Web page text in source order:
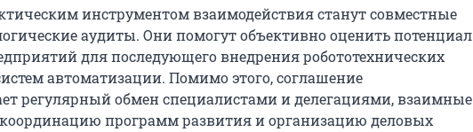
инструментом взаимодействия станут совместные
аудиты. Они помогут объективно оценить потенциал
для последующего внедрения робототехнических
автоматизации. Помимо этого, соглашение
регулярный обмен специалистами и делегациями, взаимные
программ развития и организацию деловых